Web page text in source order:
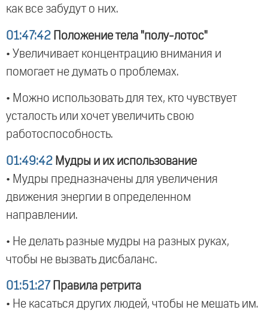
как все забудут о них.
01:47:42 Положение тела "полу-лотос"
• Увеличивает концентрацию внимания и
помогает не думать о проблемах.
• Можно использовать для тех, кто чувствует
усталость или хочет увеличить свою
работоспособность.
01:49:42 Мудры и их использование
• Мудры предназначены для увеличения
движения энергии в определенном
направлении.
• Не делать разные мудры на разных руках,
чтобы не вызвать дисбаланс.
01:51:27 Правила ретрита
• Не касаться других людей, чтобы не мешать им.